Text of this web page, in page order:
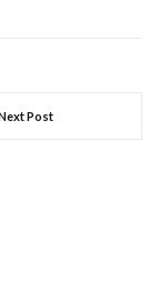
Post